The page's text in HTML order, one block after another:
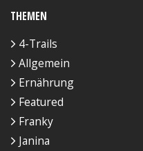
THEMEN
4-Trails
Allgemein
Ernährung
Featured
Franky
Janina